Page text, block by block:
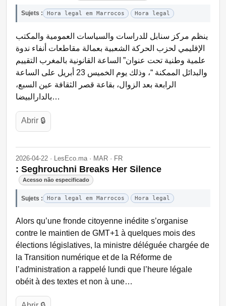
Sujets : Hora legal em Marrocos Hora legal
ينظم مركز سنابل للدراسات والسياسات العمومية والمكتب
الإقليمي لحزب الحركة الشعبية بعمالة مقاطعات أنفاء ندوة
علمية وطنية تحت عنوان” الساعة القانونية بالمغرب التقييم
والبدائل الممكنة “، وذلك يوم الخميس 23 أبريل على الساعة
الرابعة بعد الزوال، بقاعة قصر الثقافة عين السبع،
بالدارالبيضا…
Abrir 🔒
2026-04-22 · LesEco.ma · MAR · FR
: Seghrouchni Breaks Her Silence
Acesso não especificado
Sujets : Hora legal em Marrocos Hora legal
Alors qu’une fronde citoyenne inédite s’organise
contre le maintien de GMT+1 à quelques mois des
élections législatives, la ministre déléguée chargée de
la Transition numérique et de la Réforme de
l’administration a rappelé lundi que l’heure légale
obéit à des textes et non à une…